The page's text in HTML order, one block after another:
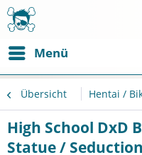
Menü
Übersicht Hentai /
High School DxD
Statue /